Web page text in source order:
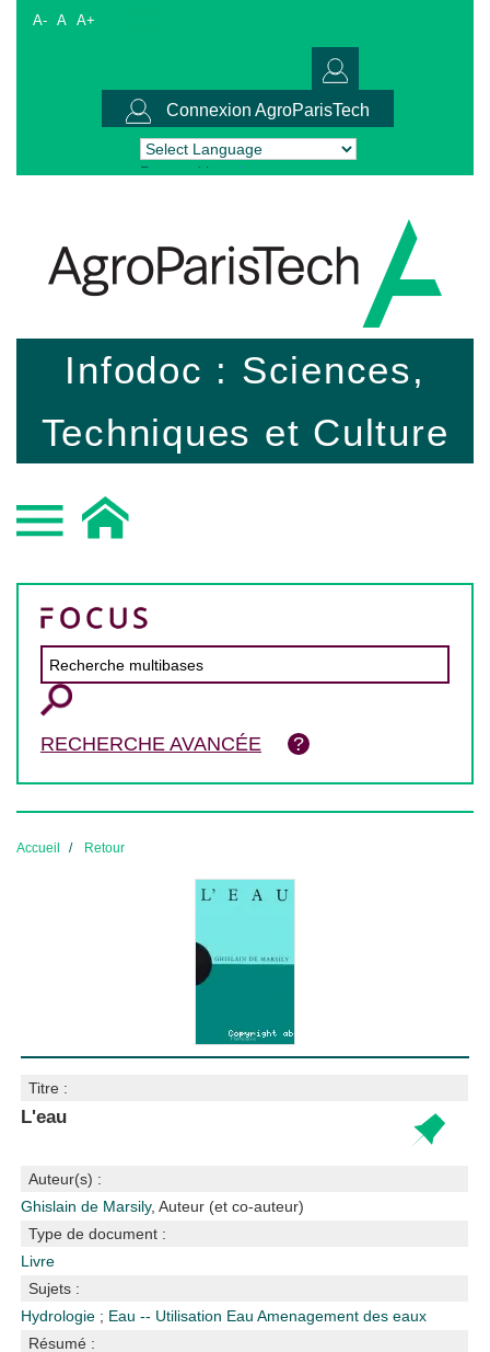
A- A A+
Connexion AgroParisTech
Powered by Translate
Infodoc : Sciences,
Techniques et Culture
RECHERCHE AVANCÉE
Accueil Retour
Titre :
L'eau
Auteur(s) :
Ghislain de Marsily, Auteur (et co-auteur)
Type de document :
Livre
Sujets :
Hydrologie ; Eau -- Utilisation EauAmenagement des eaux
Résumé :